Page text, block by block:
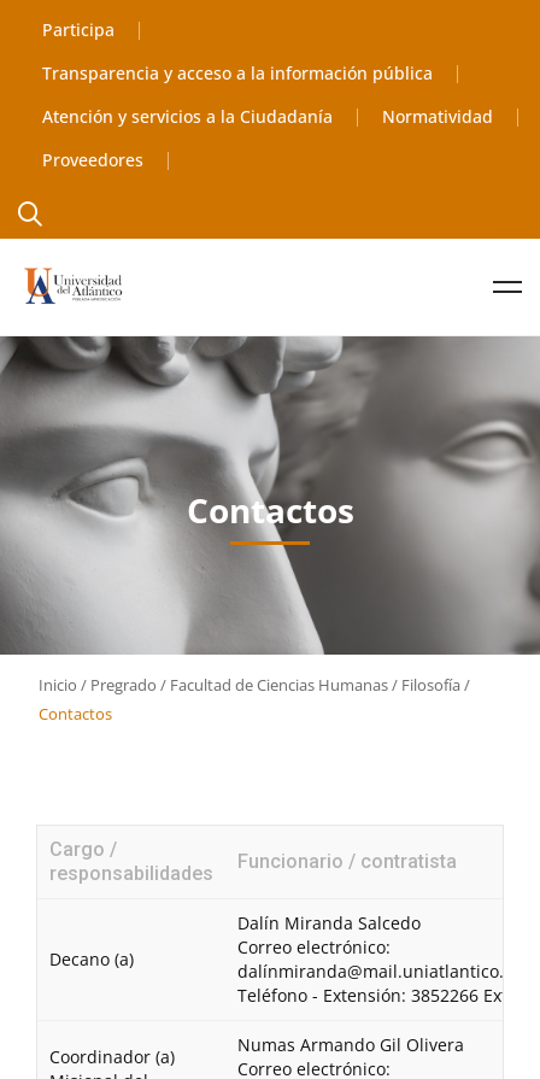
Participa
Transparencia y acceso a la información pública
Atención y servicios a la Ciudadanía
Normatividad
Proveedores
Contactos
Inicio / Pregrado / Facultad de Ciencias Humanas/ Filosofía/
Contactos
Cargo /
responsabilidades
Funcionario / contratista
Decano (a)
Dalín Miranda Salcedo
Correo electrónico:
Teléfono - Extensión: 3852266 Ext.:
Coordinador (a)
Numas Armando Gil Olivera
Correo electrónico: